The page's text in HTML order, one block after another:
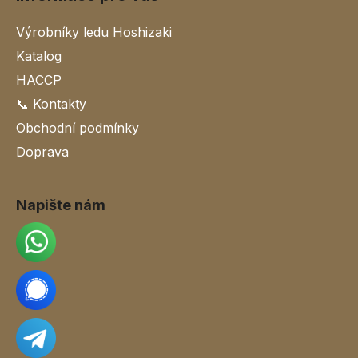
Výrobníky ledu Hoshizaki
Katalog
HACCP
📞 Kontakty
Obchodní podmínky
Doprava
Napište nám